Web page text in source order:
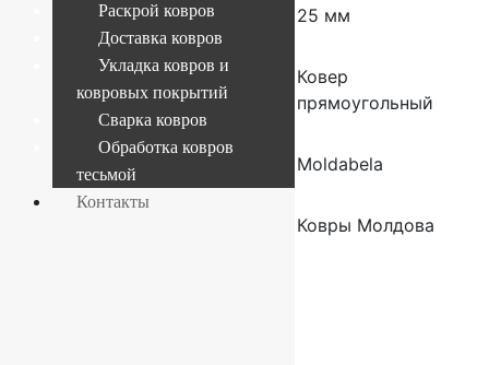
Высота ворса 25 мм
Форма
Ковер
прямоугольный
Производитель Moldabela
Ковры Молдова
Раскрой ковров
Доставка ковров
Укладка ковров и
ковровых покрытий
Сварка ковров
Обработка ковров
тесьмой
Контакты